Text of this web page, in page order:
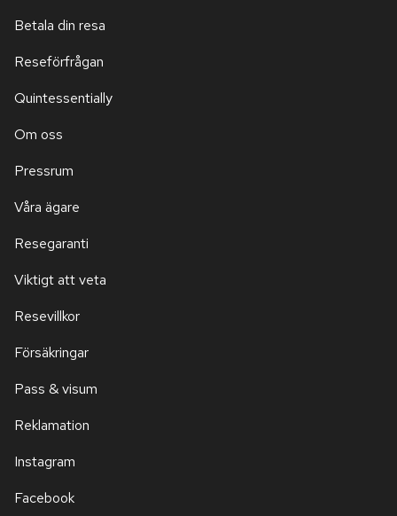
Betala din resa
Reseförfrågan
Quintessentially
Om oss
Pressrum
Våra ägare
Resegaranti
Viktigt att veta
Resevillkor
Försäkringar
Pass & visum
Reklamation
Instagram
Facebook